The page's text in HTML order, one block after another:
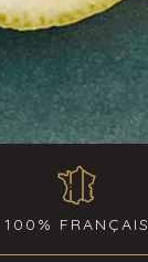
100% FRANÇAIS